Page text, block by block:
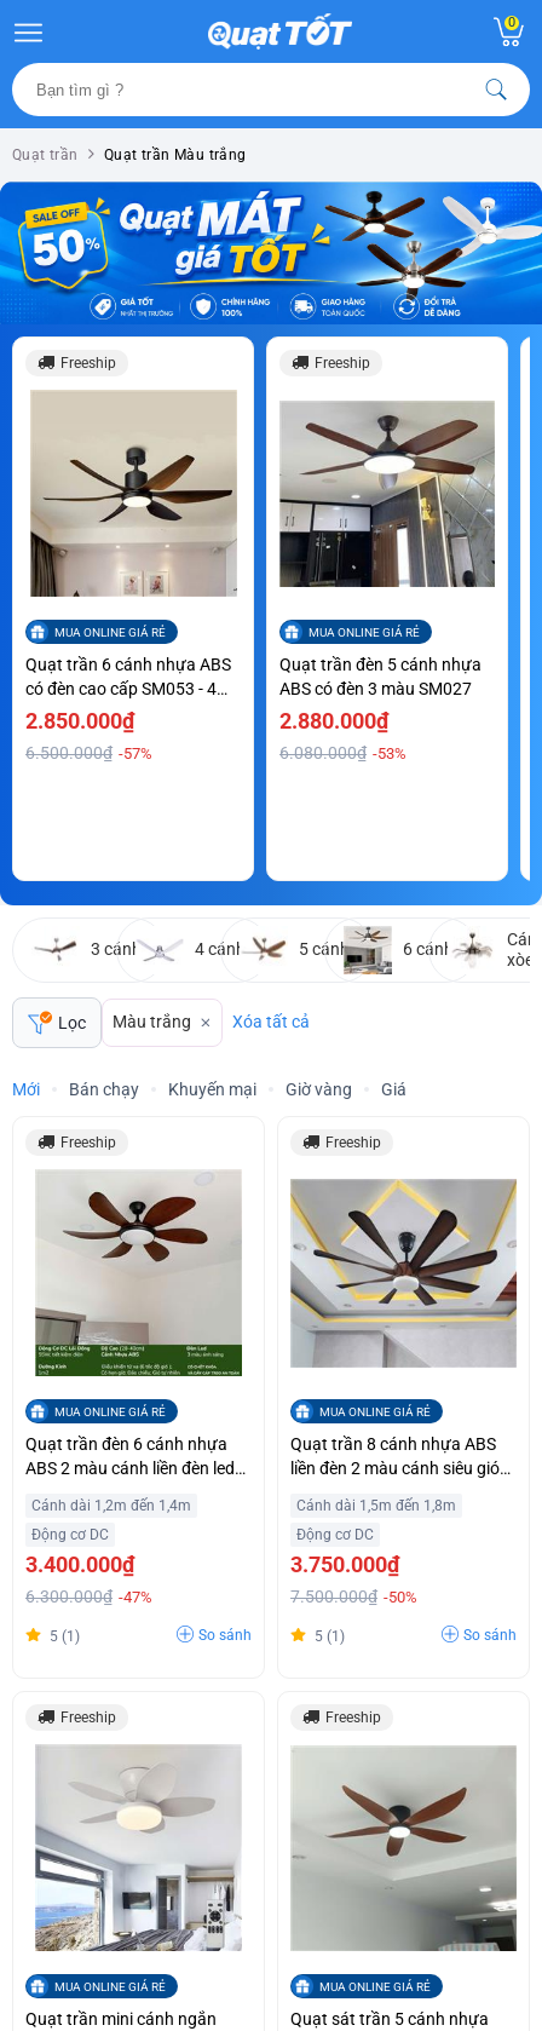
0
Quạt trần Quạt trần Màu trắng
Freeship
MUA ONLINE GIÁ RẺ
Quạt trần 6 cánh nhựa ABS
có đèn cao cấp SM053 - 4
màu
2.850.000₫
6.500.000₫ -57%
Freeship
MUA ONLINE GIÁ RẺ
Quạt trần đèn 5 cánh nhựa
ABS có đèn 3 màu SM027
2.880.000₫
6.080.000₫ -53%
3 cánh 4 cánh 5 cánh 6 cánh
xòe
Lọc Màu trắng Xóa tất cả
Mới Bán chạy Khuyến mại Giờ vàng Giá
Freeship
MUA ONLINE GIÁ RẺ
Quạt trần đèn 6 cánh nhựa
ABS 2 màu cánh liền đèn led
Cánh dài 1,2m đến 1,4m
Động cơ DC
3.400.000₫
6.300.000₫ -47%
5 (1) So sánh
Freeship
MUA ONLINE GIÁ RẺ
Quạt trần 8 cánh nhựa ABS
liền đèn 2 màu cánh siêu gió
Cánh dài 1,5m đến 1,8m
Động cơ DC
3.750.000₫
7.500.000₫ -50%
5 (1) So sánh
Freeship
MUA ONLINE GIÁ RẺ
Quạt trần mini cánh ngắn
Freeship
MUA ONLINE GIÁ RẺ
Quạt sát trần 5 cánh nhựa